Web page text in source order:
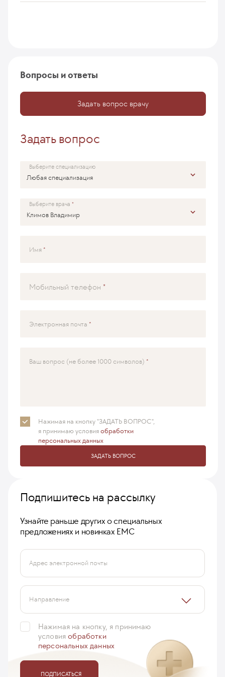
Вопросы и ответы
Задать вопрос врачу
Задать вопрос
Выберите специализацию
Выберите врача
Имя
Мобильный телефон
Электронная почта
Ваш вопрос (не более 1000 символов)
Нажимая на кнопку "ЗАДАТЬ ВОПРОС",
я принимаюусловияобработки
персональных данных
ЗАДАТЬ ВОПРОС
Подпишитесь на рассылку
Узнайте раньше других о специальных
предложениях и новинках ЕМС
Адрес электронной почты
Направление
Нажимая на кнопку, я принимаю
условияобработки
персональных данных
ПОДПИСАТЬСЯ